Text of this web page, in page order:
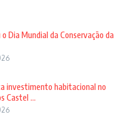
Dia Mundial da Conservação da
investimento habitacional no
Castel ...